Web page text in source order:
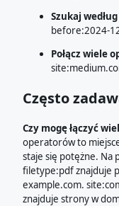
Szukaj
before:2024-
Połącz wiele
Często
Czy mogę łączyć
operatorów to
staje się potężne. Na
filetype:pdf znajduje
example.com.
znajduje strony w